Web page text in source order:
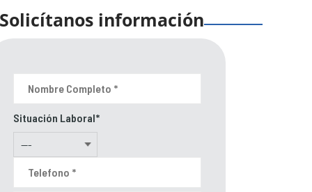
Solicítanos información
Situación Laboral*